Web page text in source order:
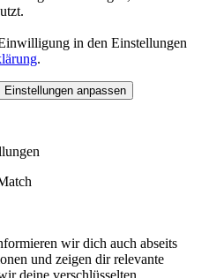
in den Einstellungen
.
Einstellungen anpassen
wir dich auch abseits
und zeigen dir relevante